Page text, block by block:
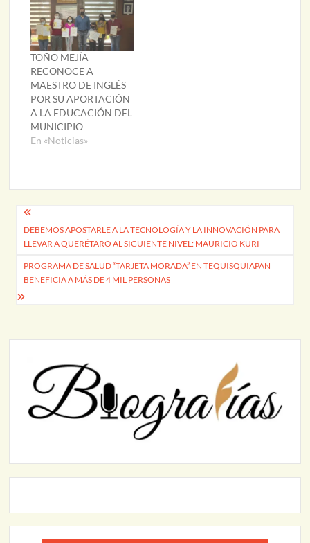
TOÑO MEJÍA
RECONOCE A
MAESTRO DE INGLÉS
POR SU APORTACIÓN
A LA EDUCACIÓN DEL
MUNICIPIO
En «Noticias»
Navegación
de
entradas
DEBEMOS APOSTARLE A LA TECNOLOGÍA Y LA INNOVACIÓN PARA
LLEVAR A QUERÉTARO AL SIGUIENTE NIVEL: MAURICIO KURI
PROGRAMA DE SALUD “TARJETA MORADA” EN TEQUISQUIAPAN
BENEFICIA A MÁS DE 4 MIL PERSONAS